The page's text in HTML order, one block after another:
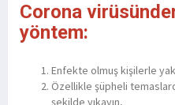
Corona
yöntem:
Enfekte olmuş kişilerle
Özellikle şüpheli
şekilde yıkayın,